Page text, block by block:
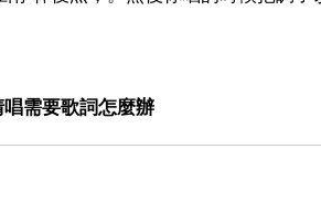
需要歌詞怎麼辦